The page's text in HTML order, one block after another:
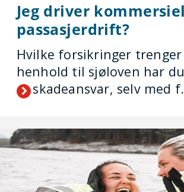
Jeg driver
passasjerdrift?
Hvilke forsikringer trenger
henhold til sjøloven har
et skadeansvar, selv med